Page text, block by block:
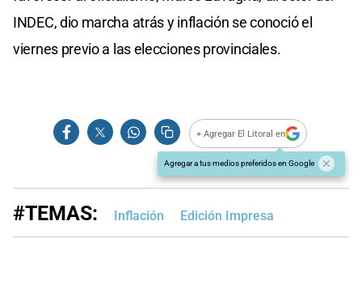
INDEC, dio marcha atrás y inflación se conoció el
viernes previo a las elecciones provinciales.
+ Agregar El Litoral en
Agregar a tus medios preferidos en Google
#TEMAS: Inflación Edición Impresa